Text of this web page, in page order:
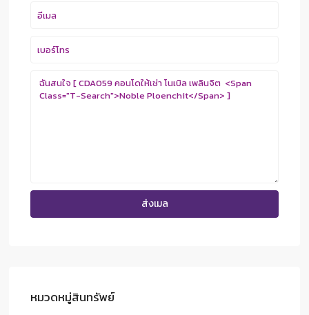
หมวดหมู่สินทรัพย์